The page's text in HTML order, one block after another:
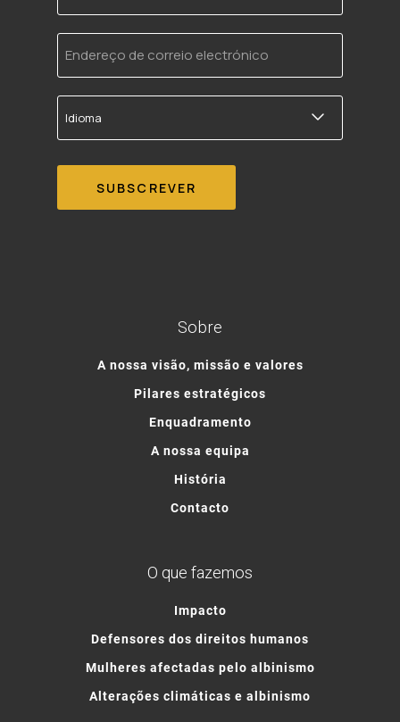
Endereço
de
correio
electrónico
Idioma
Sobre
A nossa visão, missão e valores
Pilares estratégicos
Enquadramento
A nossa equipa
História
Contacto
O que fazemos
Impacto
Defensores dos direitos humanos
Mulheres afectadas pelo albinismo
Alterações climáticas e albinismo